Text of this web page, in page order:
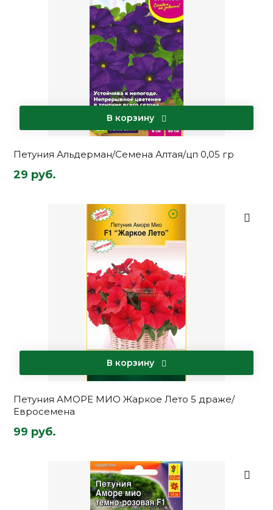
В корзину
Петуния Альдерман/Семена Алтая/цп 0,05 гр
29 руб.
В корзину
Петуния АМОРЕ МИО Жаркое Лето 5 драже/
Евросемена
99 руб.